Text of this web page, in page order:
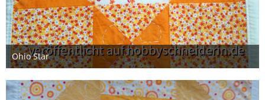
Ohio Star
12. Februar 2021